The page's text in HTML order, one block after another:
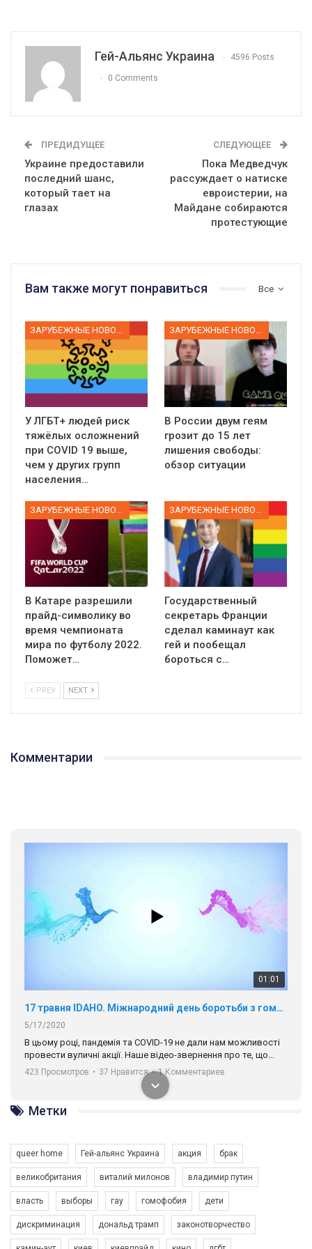
Гей-Альянс Украина 4596 Posts
0 Comments
ПРЕДИДУЩЕЕ
Украине предоставили
последний шанс,
который тает на
глазах
СЛЕДУЮЩЕЕ
Пока Медведчук
рассуждает о натиске
евроистерии, на
Майдане собираются
протестующие
Все
Вам также могут понравиться
У ЛГБТ+ людей риск
тяжёлых осложнений
при COVID 19 выше,
чем у других групп
населения…
В России двум геям
грозит до 15 лет
лишения свободы:
обзор ситуации
В Катаре разрешили
прайд-символику во
время чемпионата
мира по футболу 2022.
Поможет…
Государственный
секретарь Франции
сделал каминаут как
гей и пообещал
бороться с…
PREV NEXT
Комментарии
01:01
17 травня IDAHO. Міжнародний день боротьби з гомофобією трансфобією і біфобія.
5/17/2020
В цьому році, пандемія та COVІD-19 не дали нам можливості
провести вуличні акції. Наше відео-звернення про те, що
навіть коли ми у різних містах та не можемо зустрінеться, ми
разом. Ми закликаємо всіх хто поділяє цінності рівності та
солідарності, приєднатися до нас. Регіональні підрозділи
ГАУ є в 16 областях України.
Разом наш голос лунає гучніше!
423 Просмотров • 37 Нравится • 1 Комментариев
Метки
queer home Гей-альянс Украина акция брак
великобритания виталий милонов владимир путин
власть выборы гау гомофобия дети
дискриминация дональд трамп законотворчество